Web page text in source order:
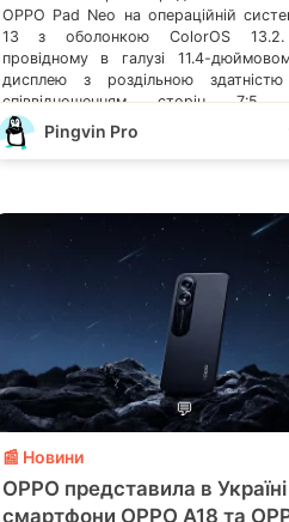
OPPO Pad Neo на операційній
13 з оболонкою ColorOS 13.2.
провідному в галузі 11.4-
дисплею з роздільною
співвідношенням сторін 7:5,
динамікам з технологією Dolby
тривалій автономній роботі, а
Pingvin Pro
💬
📰 Новини
OPPO представила в Україні
смартфони OPPO A18 та